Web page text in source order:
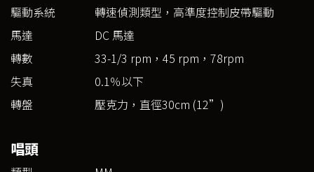
驅動系統
轉速偵測類型，高準度控制皮帶驅動
馬達
DC 馬達
轉數
33-1/3 rpm，45 rpm，78rpm
失真
0.1％以下
轉盤
壓克力，直徑30cm (12”)
唱頭